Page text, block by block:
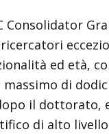
Consolidator
ed età,
di
il dottorato,
di alto